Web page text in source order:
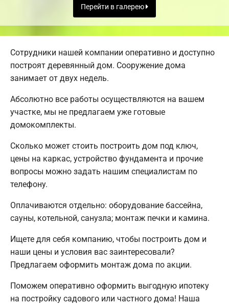
Перейти в галерею
Сотрудники нашей компании оперативно и доступно
построят деревянный дом. Сооружение дома
занимает от двух недель.
Абсолютно все работы осуществляются на вашем
участке, мы не предлагаем уже готовые
домокомплекты.
Сколько может стоить построить дом под ключ,
цены на каркас, устройство фундамента и прочие
вопросы можно задать нашим специалистам по
телефону.
Оплачиваются отдельно: оборудование бассейна,
сауны, котельной, санузла; монтаж печки и камина.
Ищете для себя компанию, чтобы построить дом и
наши цены и условия вас заинтересовали?
Предлагаем оформить монтаж дома по акции.
Поможем оперативно оформить выгодную ипотеку
на постройку садового или частного дома! Наша